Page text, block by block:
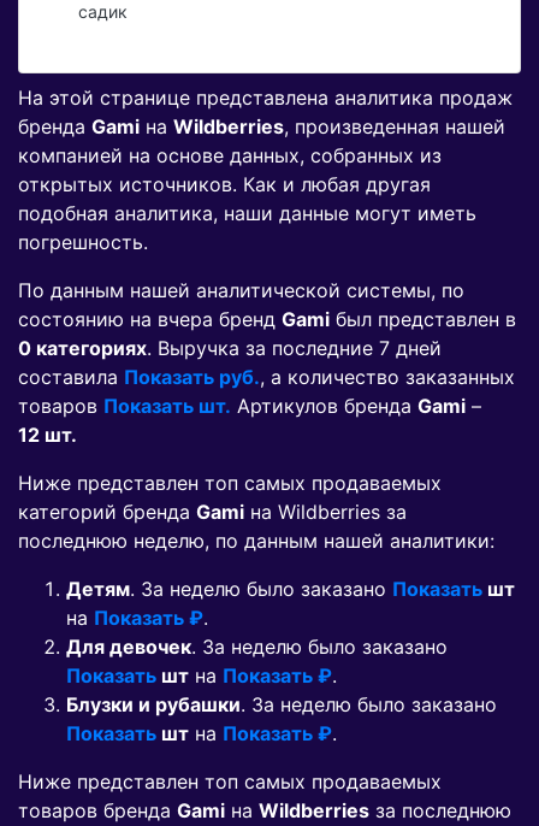
садик
На этой странице представлена аналитика продаж
бренда Gami на Wildberries, произведенная нашей
компанией на основе данных, собранных из
открытых источников. Как и любая другая
подобная аналитика, наши данные могут иметь
погрешность.
По данным нашей аналитической системы, по
состоянию на вчера бренд Gami был представлен в
0 категориях. Выручка за последние 7 дней
составила Показать руб., а количество заказанных
товаров Показать шт. Артикулов бренда Gami –
12 шт.
Ниже представлен топ самых продаваемых
категорий бренда Gami на Wildberries за
последнюю неделю, по данным нашей аналитики:
Детям. За неделю было заказано Показать шт
на Показать ₽.
Для девочек. За неделю было заказано
Показать шт на Показать ₽.
Блузки и рубашки. За неделю было заказано
Показать шт на Показать ₽.
Ниже представлен топ самых продаваемых
товаров бренда Gami на Wildberries за последнюю